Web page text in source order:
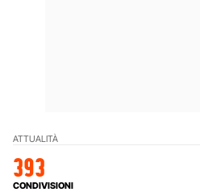
ATTUALITÀ
393
CONDIVISIONI